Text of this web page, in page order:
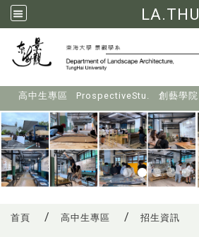
LA.THU
高中生專區 ProspectiveStu. 創藝學院
首頁 高中生專區 招生資訊